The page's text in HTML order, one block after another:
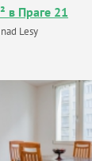
в Праге 21
Lesy